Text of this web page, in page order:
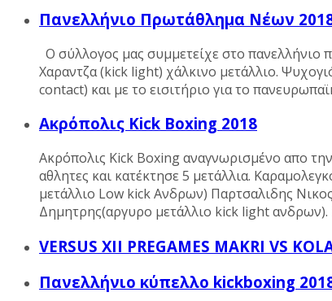
Πανελλήνιο Πρωτάθλημα Νέων
Ο σύλλογος μας συμμετείχε στο
Χαραντζα (kick light) χάλκινο μετάλλιο.
contact) και με το εισιτήριο για το
Ακρόπολις Kick Boxing 2018
Ακρόπολις Kick Boxing αναγνωρισμένο απο
αθλητες και κατέκτησε 5 μετάλλια.
μετάλλιο Low kick Ανδρων) Παρτσαλιδης
Δημητρης(αργυρο μετάλλιο kick light ανδρων).
VERSUS XII PREGAMES MAKRI VS
Πανελλήνιο κύπελλο kickboxing